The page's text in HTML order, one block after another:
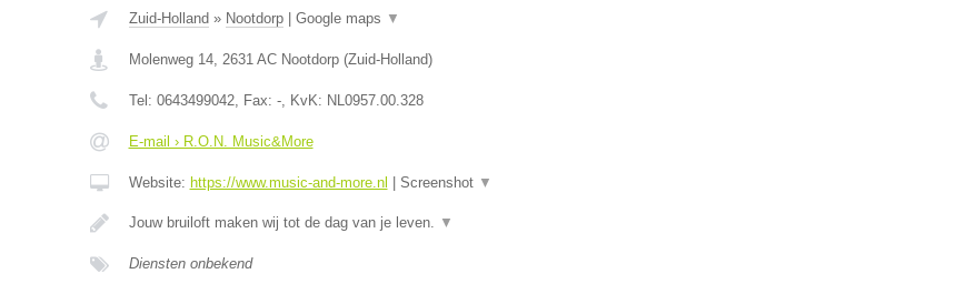
Zuid-Holland » Nootdorp| Google maps ▼
Molenweg 14, 2631 AC Nootdorp(Zuid-Holland)
Tel: 0643499042, Fax: -, KvK: NL0957.00.328
E-mail › R.O.N. Music&More
Website: https://www.music-and-more.nl Screenshot ▼
Jouw bruiloft maken wij tot de dag van je leven. ▼
Diensten onbekend